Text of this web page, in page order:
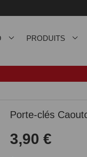
PRODUITS
Porte-clés
3,90 €